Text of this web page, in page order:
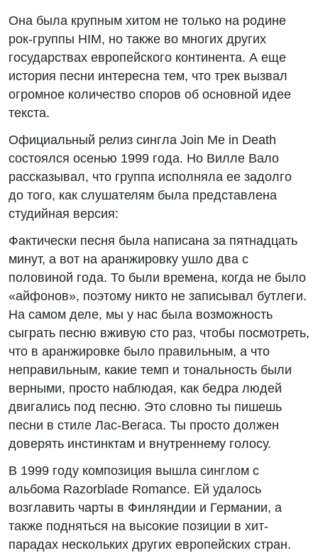
Она была крупным хитом не только на родине
рок-группы HIM, но также во многих других
государствах европейского континента. А еще
история песни интересна тем, что трек вызвал
огромное количество споров об основной идее
текста.
Официальный релиз сингла Join Me in Death
состоялся осенью 1999 года. Но Вилле Вало
рассказывал, что группа исполняла ее задолго
до того, как слушателям была представлена
студийная версия:
Фактически песня была написана за пятнадцать
минут, а вот на аранжировку ушло два с
половиной года. То были времена, когда не было
«айфонов», поэтому никто не записывал бутлеги.
На самом деле, мы у нас была возможность
сыграть песню вживую сто раз, чтобы посмотреть,
что в аранжировке было правильным, а что
неправильным, какие темп и тональность были
верными, просто наблюдая, как бедра людей
двигались под песню. Это словно ты пишешь
песни в стиле Лас-Вегаса. Ты просто должен
доверять инстинктам и внутреннему голосу.
В 1999 году композиция вышла синглом с
альбома Razorblade Romance. Ей удалось
возглавить чарты в Финляндии и Германии, а
также подняться на высокие позиции в хит-
парадах нескольких других европейских стран.